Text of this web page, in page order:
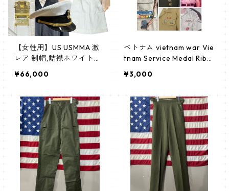
【女性用】US USMMA 激
レア 制帽,詰襟ホワイトド
等 Full Dress White 制服1
バッチ付き
¥66,000
ベトナム vietnam war Vie
tnam Service Medal Ribb
メリカ軍 略綬
¥3,000